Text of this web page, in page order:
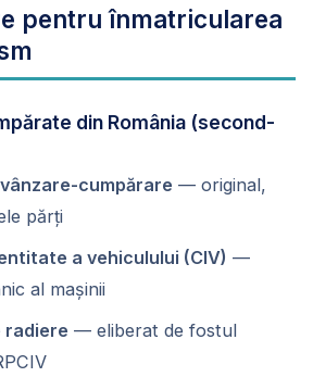
pentru înmatricularea
din România (second-
cumpărare — original,
părți
a vehiculului (CIV) —
al mașinii
— eliberat de fostul